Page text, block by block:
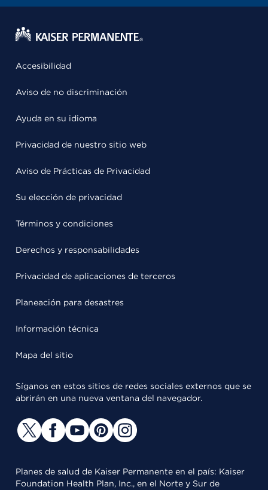
Accesibilidad
Aviso de no discriminación
Ayuda en su idioma
Privacidad de nuestro sitio web
Aviso de Prácticas de Privacidad
Su elección de privacidad
Términos y condiciones
Derechos y responsabilidades
Privacidad de aplicaciones de terceros
Planeación para desastres
Información técnica
Mapa del sitio
Síganos en estos sitios de redes sociales externos que se
abrirán en una nueva ventana del navegador.
Planes de salud de Kaiser Permanente en el país: Kaiser
Foundation Health Plan, Inc., en el Norte y Sur de